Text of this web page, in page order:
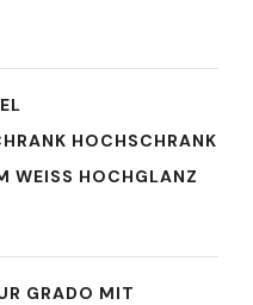
HOCHSCHRANK
WEISS HOCHGLANZ
GRADO MIT